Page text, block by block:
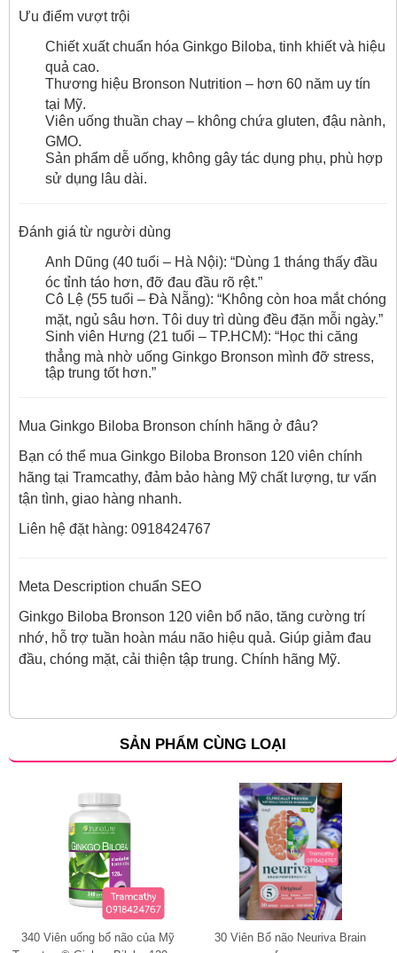
Ưu điểm vượt trội
Chiết xuất chuẩn hóa Ginkgo Biloba, tinh khiết và hiệu
quả cao.
Thương hiệu Bronson Nutrition – hơn 60 năm uy tín
tại Mỹ.
Viên uống thuần chay – không chứa gluten, đậu nành,
GMO.
Sản phẩm dễ uống, không gây tác dụng phụ, phù hợp
sử dụng lâu dài.
Đánh giá từ người dùng
Anh Dũng (40 tuổi – Hà Nội): “Dùng 1 tháng thấy đầu
óc tỉnh táo hơn, đỡ đau đầu rõ rệt.”
Cô Lệ (55 tuổi – Đà Nẵng): “Không còn hoa mắt chóng
mặt, ngủ sâu hơn. Tôi duy trì dùng đều đặn mỗi ngày.”
Sinh viên Hưng (21 tuổi – TP.HCM): “Học thi căng
thẳng mà nhờ uống Ginkgo Bronson mình đỡ stress,
tập trung tốt hơn.”
Mua Ginkgo Biloba Bronson chính hãng ở đâu?
Bạn có thể mua Ginkgo Biloba Bronson 120 viên chính
hãng tại Tramcathy, đảm bảo hàng Mỹ chất lượng, tư vấn
tận tình, giao hàng nhanh.
Liên hệ đặt hàng: 0918424767
Meta Description chuẩn SEO
Ginkgo Biloba Bronson 120 viên bổ não, tăng cường trí
nhớ, hỗ trợ tuần hoàn máu não hiệu quả. Giúp giảm đau
đầu, chóng mặt, cải thiện tập trung. Chính hãng Mỹ.
SẢN PHẨM CÙNG LOẠI
340 Viên uống bổ não của Mỹ
30 Viên Bổ não Neuriva Brain